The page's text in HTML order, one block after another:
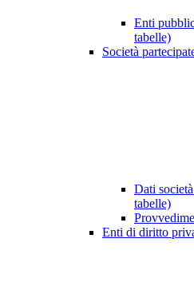
Enti
tabelle)
Società
Dati
tabelle)
Enti di diritto